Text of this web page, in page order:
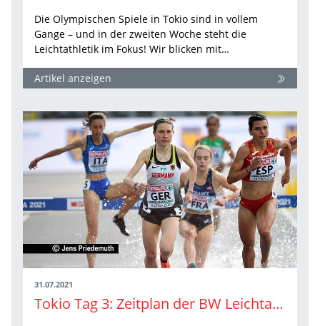
Die Olympischen Spiele in Tokio sind in vollem
Gange – und in der zweiten Woche steht die
Leichtathletik im Fokus! Wir blicken mit…
Artikel anzeigen
31.07.2021
Tokio Tag 3: Zeitplan der BW Leichtathleten